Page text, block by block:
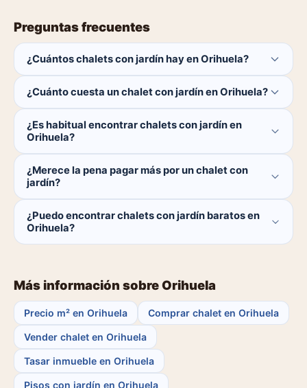
Preguntas frecuentes
¿Cuántos chalets con jardín hay en Orihuela?
Representan el 100% del total de chalets en la zona. El
catálogo se actualiza diariamente.
¿Cuánto cuesta un chalet con jardín en Orihuela?
de 1.780.000 €.
¿Es habitual encontrar chalets con jardín en
Orihuela?
¿Merece la pena pagar más por un chalet con
jardín?
calidad de vida como en la revalorización del inmueble.
¿Puedo encontrar chalets con jardín baratos en
Orihuela?
opciones por debajo de esa cifra. El comprador nunca
Más información sobre Orihuela
Precio m² en Orihuela Comprar chalet en Orihuela
Vender chalet en Orihuela
Tasar inmueble en Orihuela
Pisos con jardín en Orihuela